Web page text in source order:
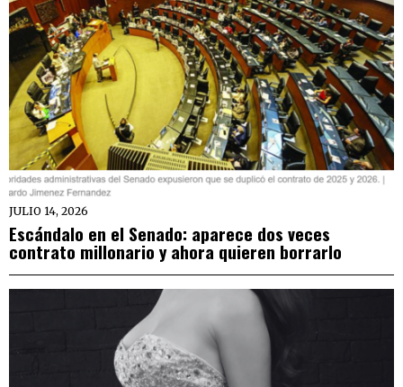
JULIO 14, 2026
Escándalo en el Senado: aparece dos veces
contrato millonario y ahora quieren borrarlo